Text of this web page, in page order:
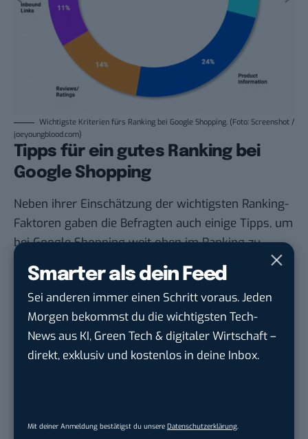
Smarter als dein Feed
Sei anderen immer einen Schritt voraus. Jeden
Morgen bekommst du die wichtigsten Tech-
News aus KI, Green Tech & digitaler Wirtschaft –
direkt, exklusiv und kostenlos in deine Inbox.
Mit deiner Anmeldung bestätigst du unsere Datenschutzerklärung.
Wichtigste Kriterien fürs Ranking bei Google Shopping. (Foto: Screenshot /
joeyoungblood.com)
Tipps für ein gutes Ranking bei
Google Shopping
Neben ihrer Einschätzung der wichtigsten Ranking-
Faktoren gaben die Befragten auch einige Tipps, um
bei Google Shopping weit oben im Ranking zu
landen.
Dazu gehört unter anderem:
Wähle relevante Keywords: Nutze Tools wie
etwa das Amazon Keyword Tool, um die Chancen
zu erhöhen, dass Suchende deinen Shop leichter
finden.
Aktualisiere in regelmäßigen Abständen die